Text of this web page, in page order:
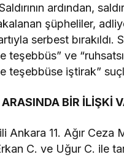
ardından,
şüpheliler,
serbest bırakıldı.
teşebbüs” ve
teşebbüse iştirak”
BİR İLİŞKİ
Ankara 11. Ağır Ceza
C. ve Uğur C. ile